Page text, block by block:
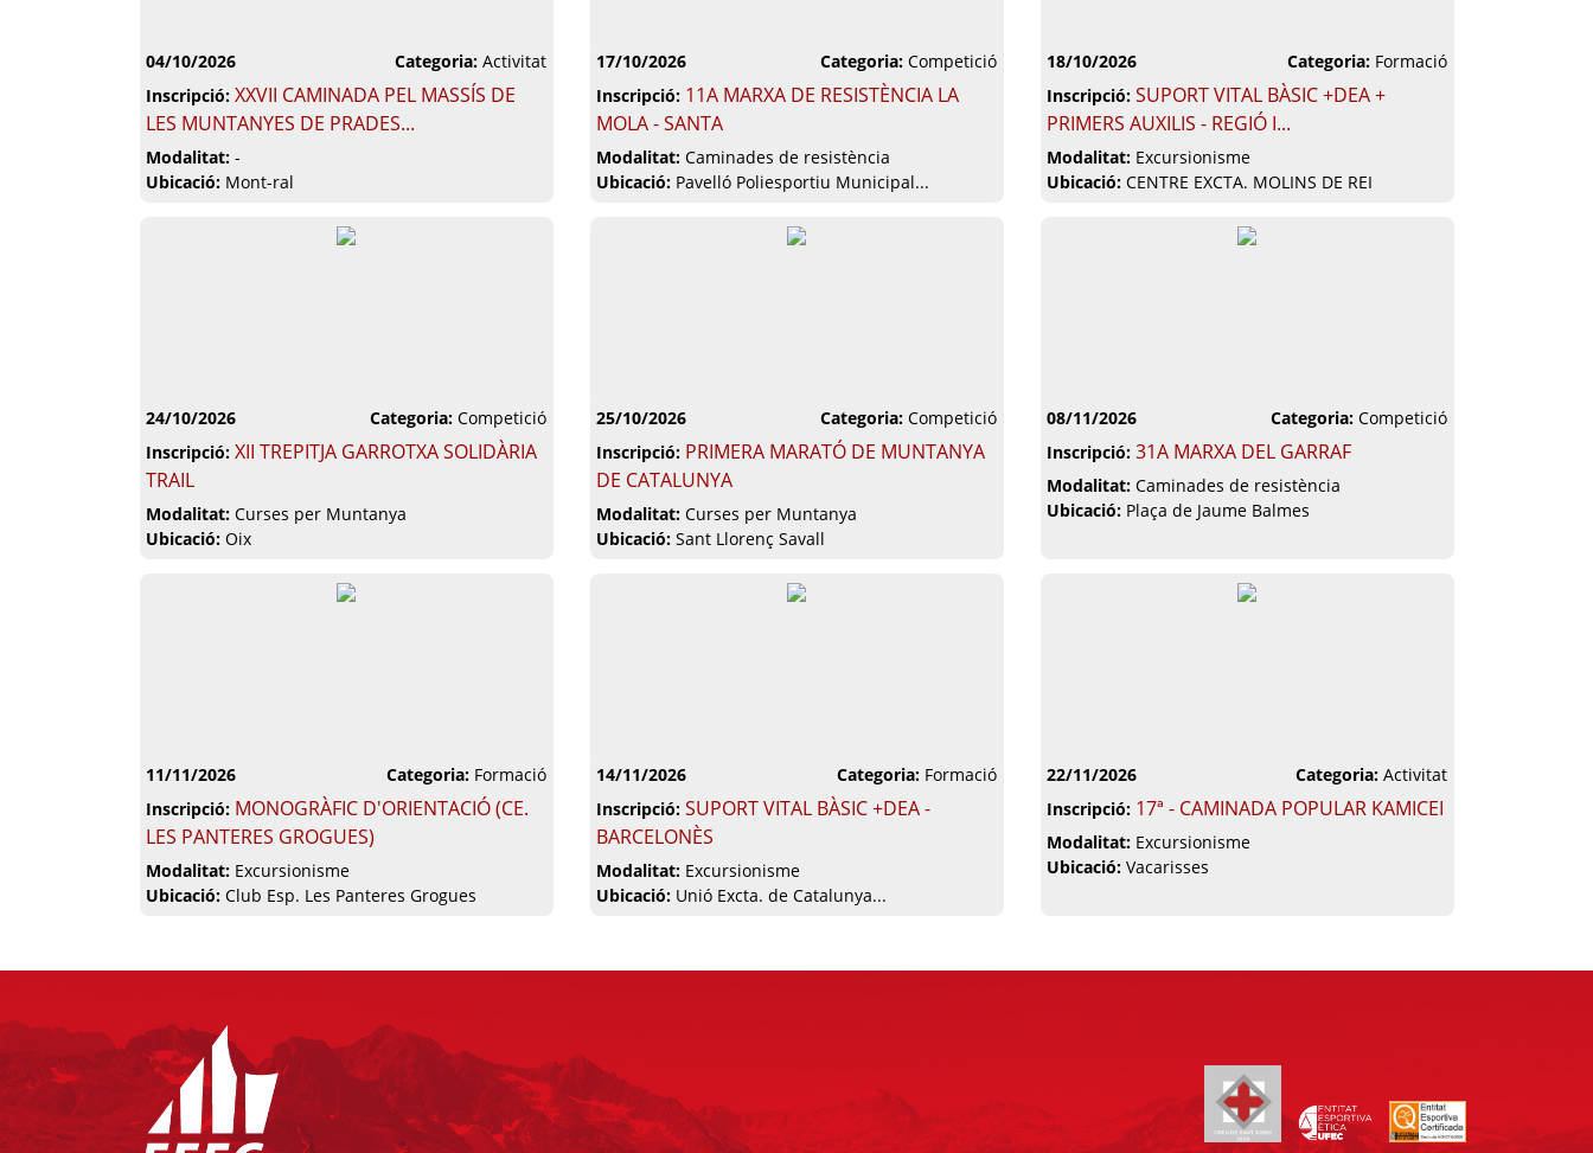
04/10/2026 Categoria: Activitat
Inscripció: XXVII CAMINADA PEL MASSÍS DE
LES MUNTANYES DE PRADES...
Modalitat: -
Ubicació: Mont-ral
17/10/2026 Categoria: Competició
Inscripció: 11A MARXA DE RESISTÈNCIA LA
MOLA - SANTA
Modalitat: Caminades de resistència
Ubicació: Pavelló Poliesportiu Municipal...
18/10/2026 Categoria: Formació
Inscripció: SUPORT VITAL BÀSIC +DEA +
PRIMERS AUXILIS - REGIÓ I...
Modalitat: Excursionisme
Ubicació: CENTRE EXCTA. MOLINS DE REI
24/10/2026 Categoria: Competició
Inscripció: XII TREPITJA GARROTXA SOLIDÀRIA
TRAIL
Modalitat: Curses per Muntanya
Ubicació: Oix
25/10/2026 Categoria: Competició
Inscripció: PRIMERA MARATÓ DE MUNTANYA
DE CATALUNYA
Modalitat: Curses per Muntanya
Ubicació: Sant Llorenç Savall
08/11/2026 Categoria: Competició
Inscripció: 31A MARXA DEL GARRAF
Modalitat: Caminades de resistència
Ubicació: Plaça de Jaume Balmes
11/11/2026 Categoria: Formació
Inscripció: MONOGRÀFIC D'ORIENTACIÓ (CE.
LES PANTERES GROGUES)
Modalitat: Excursionisme
Ubicació: Club Esp. Les Panteres Grogues
14/11/2026 Categoria: Formació
Inscripció: SUPORT VITAL BÀSIC +DEA -
BARCELONÈS
Modalitat: Excursionisme
Ubicació: Unió Excta. de Catalunya...
22/11/2026 Categoria: Activitat
Inscripció: 17ª - CAMINADA POPULAR KAMICEI
Modalitat: Excursionisme
Ubicació: Vacarisses